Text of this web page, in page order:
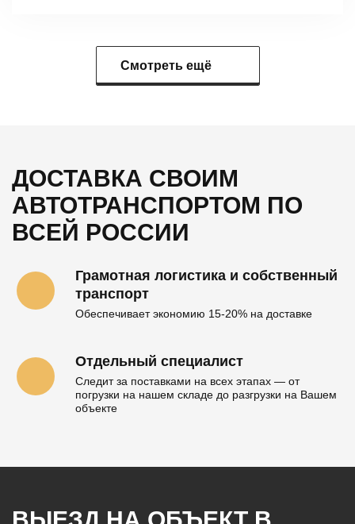
Смотреть ещё
ДОСТАВКА СВОИМ
АВТОТРАНСПОРТОМ ПО
ВСЕЙ РОССИИ
Грамотная логистика и собственный
транспорт
Обеспечивает экономию 15-20% на доставке
Отдельный специалист
Следит за поставками на всех этапах — от
погрузки на нашем складе до разгрузки на Вашем
объекте